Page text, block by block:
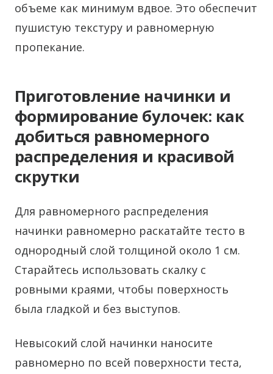
объеме как минимум вдвое. Это обеспечит
пушистую текстуру и равномерную
пропекание.
Приготовление начинки и
формирование булочек: как
добиться равномерного
распределения и красивой
скрутки
Для равномерного распределения
начинки равномерно раскатайте тесто в
однородный слой толщиной около 1 см.
Старайтесь использовать скалку с
ровными краями, чтобы поверхность
была гладкой и без выступов.
Невысокий слой начинки наносите
равномерно по всей поверхности теста,